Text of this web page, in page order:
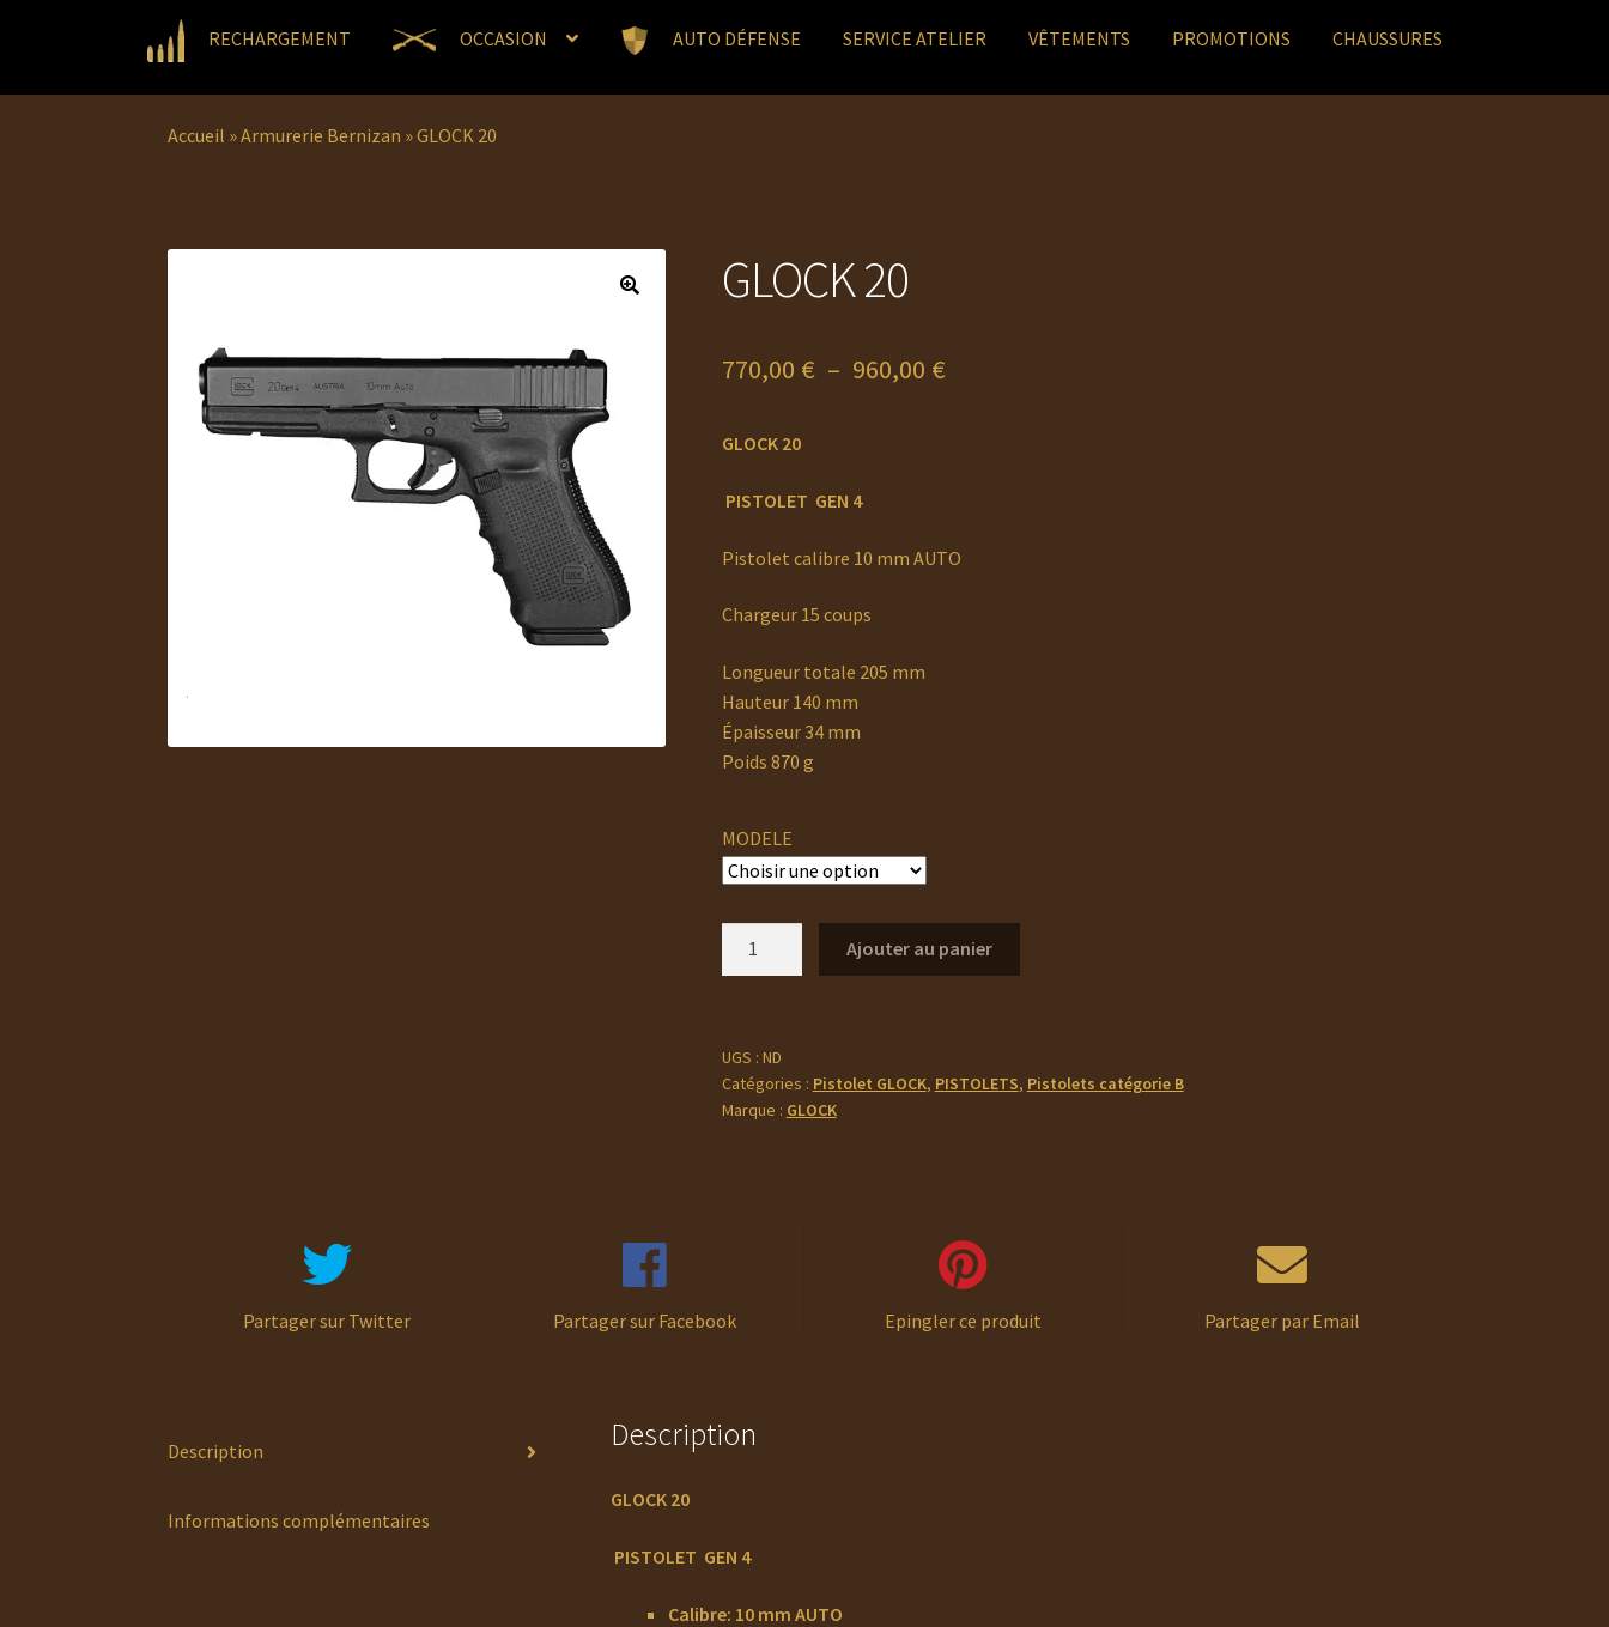
RECHARGEMENT OCCASION AUTO DÉFENSE SERVICE ATELIER VÊTEMENTS PROMOTIONS CHAUSSURES
Accueil »Armurerie Bernizan »GLOCK 20
GLOCK 20
770,00 € – 960,00 €Plage
GLOCK 20
PISTOLET GEN 4
Pistolet calibre 10 mm AUTO
Chargeur 15 coups
Longueur totale 205 mm
Hauteur 140 mm
Épaisseur 34mm
Poids 870 g
MODELE
Ajouter au panier
UGS : ND
Catégories : Pistolet GLOCK, PISTOLETS, Pistolets catégorie B
Marque : GLOCK
Partager sur Twitter Partager sur Facebook Epingler ce produit Partager par Email
Description
Informations complémentaires
Description
GLOCK 20
PISTOLET GEN 4
Calibre: 10 mm AUTO